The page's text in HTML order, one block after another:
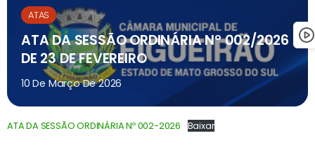
ATAS
ATA DA SESSÃO ORDINÁRIA Nº 002/2026
DE 23 DE FEVEREIRO
10 De Março De 2026
ATA DA SESSÃO ORDINÁRIA Nº 002-2026 Baixar